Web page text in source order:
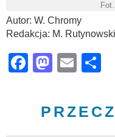
Autor: W. Chromy
Redakcja: M. Rutynowski
Facebook
Email